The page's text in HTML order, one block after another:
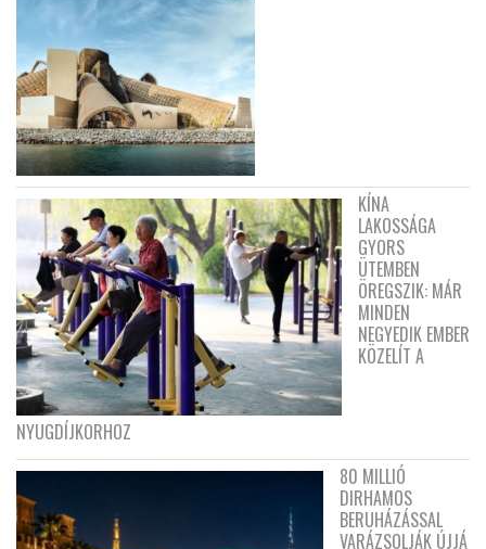
KÍNA
LAKOSSÁGA
GYORS
ÜTEMBEN
ÖREGSZIK: MÁR
MINDEN
NEGYEDIK EMBER
KÖZELÍT A
NYUGDÍJKORHOZ
80 MILLIÓ
DIRHAMOS
BERUHÁZÁSSAL
VARÁZSOLJÁK ÚJJÁ